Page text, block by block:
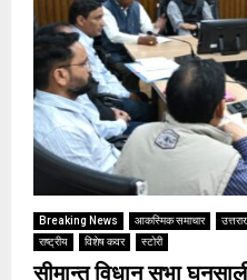
Breaking News आकस्मिक समाचार
राष्ट्रीय
विशेष कवर स्टोरी